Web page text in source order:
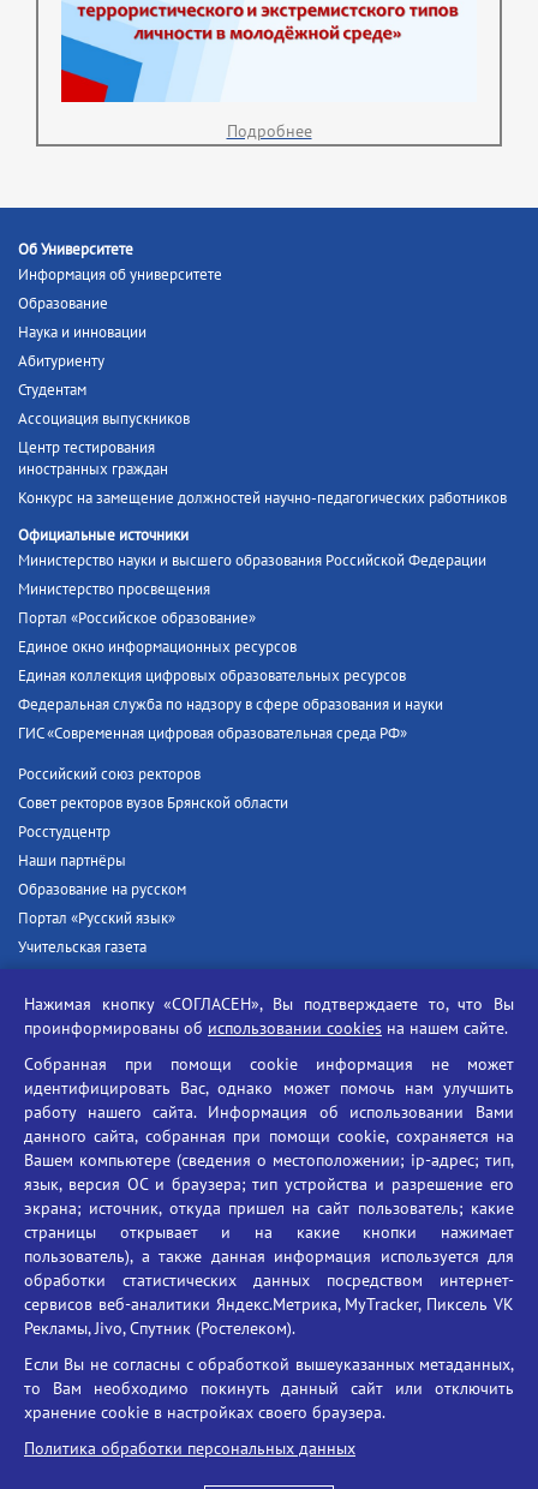
Подробнее
Об Университете
Информация об университете
Образование
Наука и инновации
Абитуриенту
Студентам
Ассоциация выпускников
Центр тестирования
иностранных граждан
Конкурс на замещение должностей научно-педагогических работников
Официальные источники
Министерство науки и высшего образования Российской Федерации
Министерство просвещения
Портал «Российское образование»
Единое окно информационных ресурсов
Единая коллекция цифровых образовательных ресурсов
Федеральная служба по надзору в сфере образования и науки
ГИС «Современная цифровая образовательная среда РФ»
Российский союз ректоров
Совет ректоров вузов Брянской области
Росстудцентр
Наши партнёры
Образование на русском
Портал «Русский язык»
Учительская газета
Единый портал государственных услуг
Противодействие угрозам информационной безопасности
Социальные ролики - Генеральная прокуратура РФ
Противодействие коррупции
БГУ против наркотиков
Брянский государственный университет
имени академика И.Г. Петровского
Время работы: пн-пт 09:00-18:00
Телефон: +7(4832)58-90-85
Нажимая кнопку «СОГЛАСЕН», Вы подтверждаете то, что Вы
проинформированы об использовании cookies на нашем сайте.
Собранная при помощи cookie информация не может
идентифицировать Вас, однако может помочь нам улучшить
работу нашего сайта. Информация об использовании Вами
данного сайта, собранная при помощи cookie, сохраняется на
Вашем компьютере (сведения о местоположении; ip-адрес; тип,
язык, версия ОС и браузера; тип устройства и разрешение его
экрана; источник, откуда пришел на сайт пользователь; какие
страницы открывает и на какие кнопки нажимает
пользователь), а также данная информация используется для
обработки статистических данных посредством интернет-
сервисов веб-аналитики Яндекс.Метрика, MyTracker, Пиксель VK
Рекламы, Jivo, Спутник (Ростелеком).
Если Вы не согласны с обработкой вышеуказанных метаданных,
то Вам необходимо покинуть данный сайт или отключить
хранение cookie в настройках своего браузера.
Политика обработки персональных данных